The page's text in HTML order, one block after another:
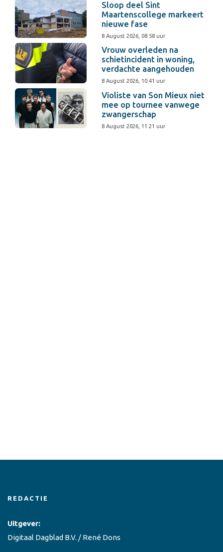
Sloop deel Sint
Maartenscollege markeert
nieuwe fase
8 August 2026, 08:58 uur
Vrouw overleden na
schietincident in woning,
verdachte aangehouden
8 August 2026, 10:41 uur
Violiste van Son Mieux niet
mee op tournee vanwege
zwangerschap
8 August 2026, 11:21 uur
REDACTIE
Uitgever:
Digitaal Dagblad B.V. / René Dons